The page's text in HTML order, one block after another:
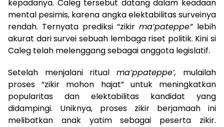
kepadanya. Caleg tersebut datang dalam keadaan
mental pesimis, karena angka elektabilitas surveinya
rendah. Ternyata prediksi “zikir ma’pateppe” lebih
akurat dari survei sebuah lembaga riset politik. Kini si
Caleg telah melenggang sebagai anggota legislatif.
Setelah menjalani ritual ma’ppateppe’, mulailah
proses “zikir mohon hajat” untuk meningkatkan
popularitas dan elektabilitas kandidat yang
didampingi. Uniknya, proses zikir berjamaah ini
melibatkan anak yatim sebagai peserta zikir.